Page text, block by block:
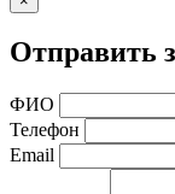
Отправить
ФИО
Телефон
Email